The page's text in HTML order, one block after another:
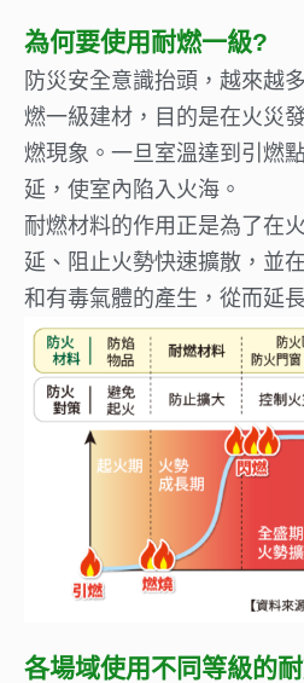
為何要使用耐燃一級?
防災安全意識抬頭，越來越
燃一級建材，目的是在火災
燃現象。一旦室溫達到引燃
延，使室內陷入火海。
耐燃材料的作用正是為了在
延、阻止火勢快速擴散，並
和有毒氣體的產生，從而延
各場域使用不同等級的